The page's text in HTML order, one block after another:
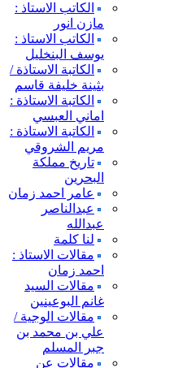
الكاتب الاستاذ :
مازن انور
الكاتب الاستاذ :
يوسف البنخليل
الكاتبة الاستاذة /
بثينة خليفة قاسم
الكاتبة الاستاذة :
اماني العبسي
الكاتبة الاستاذة :
مريم الشروقي
تاريخ مملكة
البحرين
عامر احمد زمان
عبدالناصر
عبدالله
لنا كلمة
مقالات الاستاذ :
احمد زمان
مقالات السيد
غانم البوعينين
مقالات الوجية /
علي بن محمد بن
جبر المسلم
مقالات عن